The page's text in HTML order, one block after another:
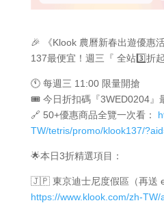
🎉 《Klook 農曆新春出遊優惠
137最便宜！週三『 全站3️⃣折
🕚 每週三 11:00 限量開搶
🎟️ 今日折扣碼『3WED0204』
🔗 50+優惠商品全覽一次看：
TW/tetris/promo/klook137/
🌟本日3折精選項目：
🇯🇵 東京迪士尼度假區（再送
https://www.klook.com/zh-